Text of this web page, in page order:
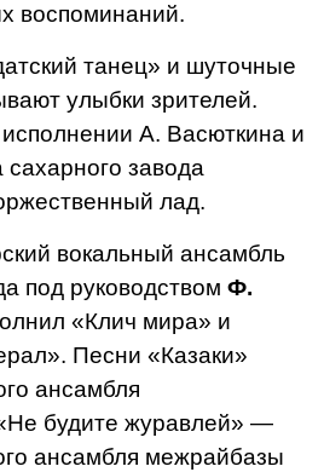
воспоминаний.
танец» и шуточные
улыбки зрителей.
А. Васюткина и
сахарного завода
лад.
вокальный ансамбль
под руководством Ф.
«Клич мира» и
Песни «Казаки»
ансамбля
будите журавлей» —
ансамбля межрайбазы